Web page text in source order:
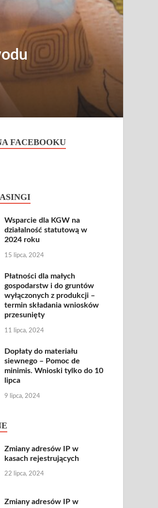
FACEBOOKU
Wsparcie dla KGW na
działalność statutową w
2024 roku
15 lipca, 2024
Płatności dla małych
gospodarstw i do gruntów
wyłączonych z produkcji –
termin składania wniosków
przesunięty
11 lipca, 2024
Dopłaty do materiału
siewnego – Pomoc de
minimis. Wnioski tylko do 10
lipca
9 lipca, 2024
Zmiany adresów IP w
kasach rejestrujących
22 lipca, 2024
Zmiany adresów IP w